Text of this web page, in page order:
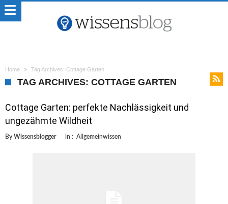
Home Tag Archives: Cottage Garten
TAG ARCHIVES: COTTAGE GARTEN
Cottage Garten: perfekte Nachlässigkeit und
ungezähmte Wildheit
By Wissensblogger in : Allgemeinwissen